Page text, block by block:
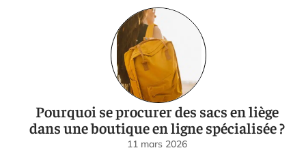
Pourquoi se procurer des sacs en liège
dans une boutique en ligne spécialisée ?
11 mars 2026